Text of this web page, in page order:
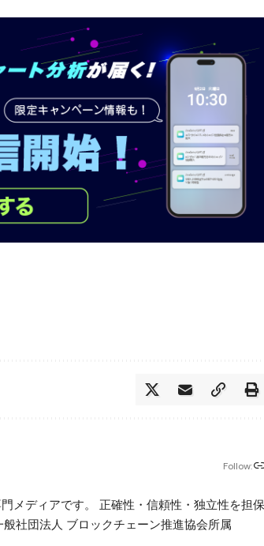
Follow:
メディアです。 正確性・信頼性・独立性を担保
社団法人 ブロックチェーン推進協会所属